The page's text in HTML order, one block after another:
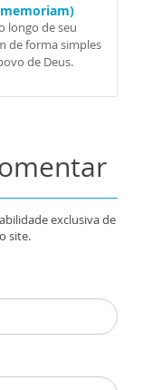
memoriam)
longo de seu
de forma simples
de Deus.
exclusiva de
site.